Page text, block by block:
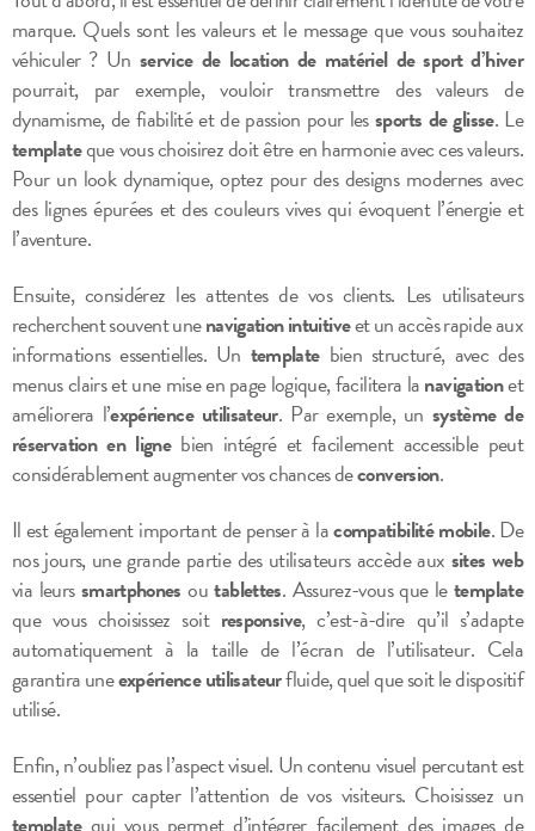
marque. Quels sont les valeurs et le message que vous souhaitez
véhiculer ? Un service de location de matériel de sport d’hiver
pourrait, par exemple, vouloir transmettre des valeurs de
dynamisme, de fiabilité et de passion pour lessports de glisse. Le
templateque vous choisirez doit être en harmonie avec ces valeurs.
Pour un look dynamique, optez pour des designs modernes avec
des lignes épurées et des couleurs vives qui évoquent l’énergie et
l’aventure.
Ensuite, considérez les attentes de vos clients. Les utilisateurs
recherchent souvent unenavigation intuitiveet un accès rapide aux
informations essentielles. Un templatebien structuré, avec des
menus clairs et une mise en page logique, facilitera lanavigationet
améliorera l’expérience utilisateur. Par exemple, un système de
réservation en lignebien intégré et facilement accessible peut
considérablement augmenter vos chances deconversion.
Il est également important de penser à lacompatibilité mobile. De
nos jours, une grande partie des utilisateurs accède aux sites web
via leurssmartphones outablettes. Assurez-vous que letemplate
que vous choisissez soit responsive, c’est-à-dire qu’il s’adapte
automatiquement à la taille de l’écran de l’utilisateur. Cela
garantira uneexpérience utilisateurfluide, quel que soit le dispositif
utilisé.
Enfin, n’oubliez pas l’aspect visuel. Un contenu visuel percutant est
essentiel pour capter l’attention de vos visiteurs. Choisissez un
templatequi vous permet d’intégrer facilement des images de